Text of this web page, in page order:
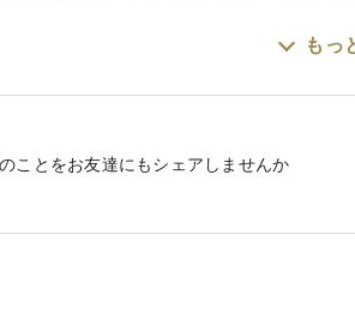
徴＞おろしそばの聖地、福井県より
めのお客様にお勧めです。
もっ
ことをお友達にもシェアしませんか